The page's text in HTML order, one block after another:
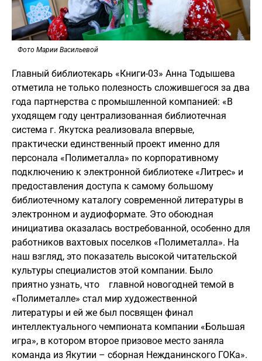
Фото Марии Васильевой
Главный библиотекарь «Книги-03» Анна Тодышева
отметила не только полезность сложившегося за два
года партнерства с промышленной компанией: «В
уходящем году централизованная библиотечная
система г. Якутска реализовала впервые,
практически единственный проект именно для
персонала «Полиметалла» по корпоративному
подключению к электронной библиотеке «Литрес» и
предоставления доступа к самому большому
библиотечному каталогу современной литературы в
электронном и аудиоформате. Это обоюдная
инициатива оказалась востребованной, особенно для
работников вахтовых поселков «Полиметалла». На
наш взгляд, это показатель высокой читательской
культуры специалистов этой компании. Было
приятно узнать, что главной новогодней темой в
«Полиметалле» стал мир художественной
литературы и ей же был посвящен финал
интеллектуального чемпионата компании «Большая
игра», в котором второе призовое место заняла
команда из Якутии – сборная Нежданинского ГОКа».